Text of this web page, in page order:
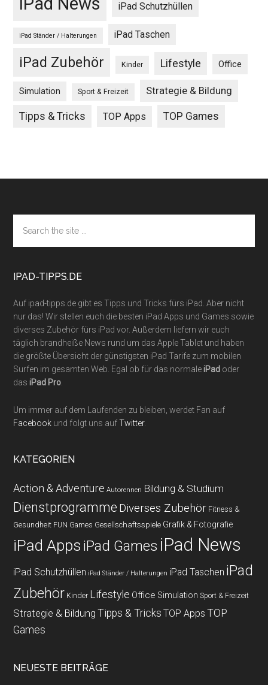
iPad Schutzhüllen
iPad Ständer / Halterungen iPad Taschen
iPad Zubehör Kinder Lifestyle Office
Simulation Sport & Freizeit Strategie & Bildung
Tipps & Tricks TOP Apps TOP Games
Footer
the
site
IPAD-TIPPS.DE
Auf ipad-tipps.de gibt es Tipps und Tricks fürs iPad. Aber nicht
nur das! Wir stellen euch die besten iPad Apps und Games sowie
diverses Zubehör fürs iPad vor. Außerdem liefern wir euch
täglich brandheiße News rund um das Apple Tablet und haben
die größte Übersicht der günstigsten iPad Tarife zum mobilen
Surfen im gesamten Web. Egal ob für das normaleiPad oder
dasiPad Pro
Um immer auf dem Laufenden zu bleiben, werdet Fan auf
Facebook und folgt uns aufTwitter.
KATEGORIEN
Action & Adventure Autorennen Bildung & Studium
Dienstprogramme Diverses Zubehör Fitness &
Gesundheit FUN Games Gesellschaftsspiele Grafik & Fotografie
iPad Apps iPad Games iPad News
iPad Schutzhüllen iPad Ständer / Halterungen iPad Taschen iPad
Zubehör Kinder Lifestyle Office Simulation Sport & Freizeit
Strategie & Bildung Tipps & Tricks TOP Apps TOP
Games
NEUESTE BEITRÄGE